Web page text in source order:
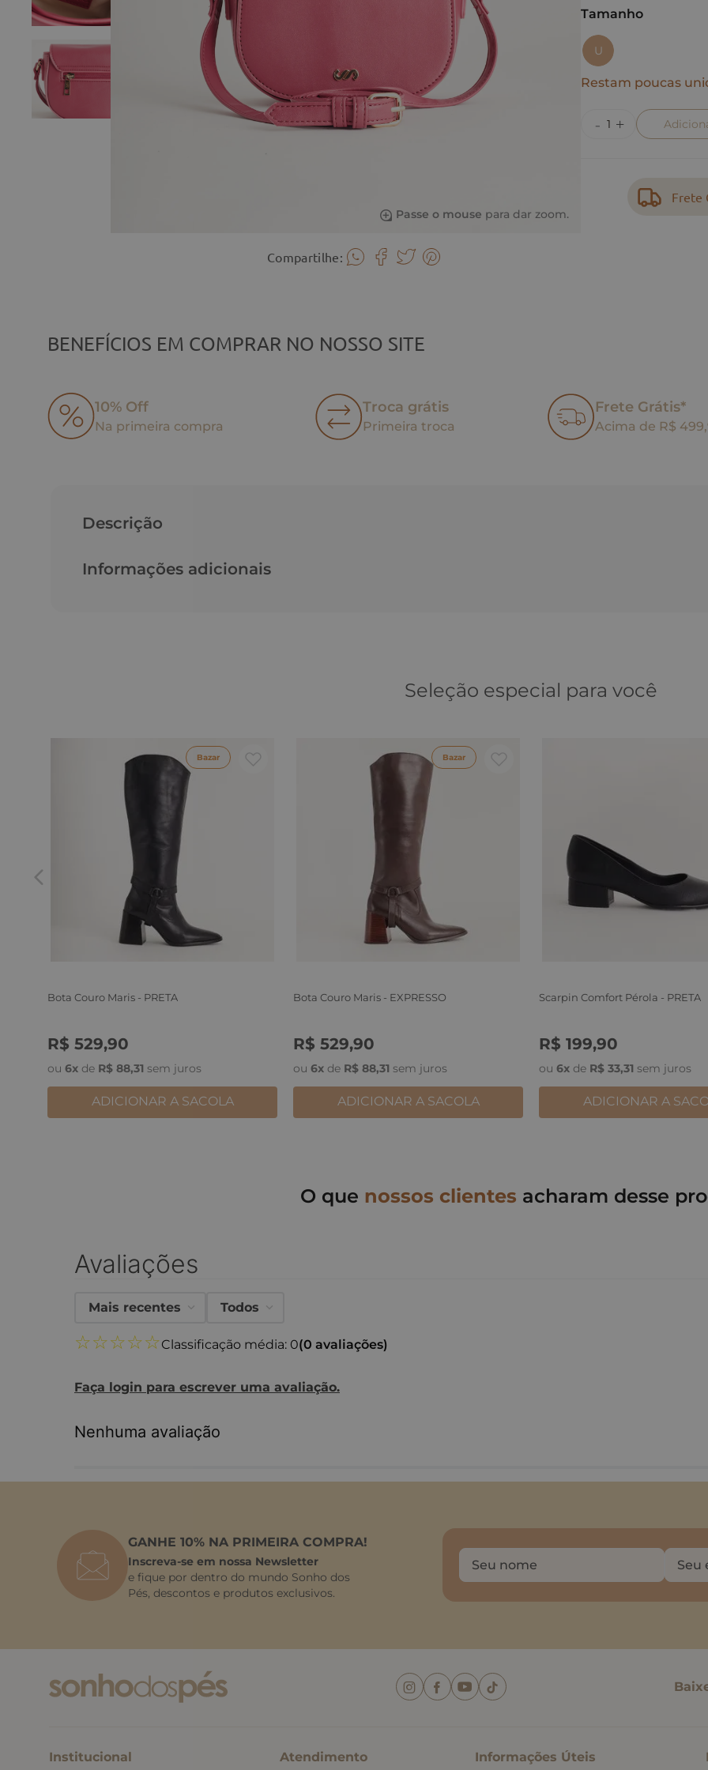
Passe o mouse para dar zoom.
Compartilhe:
Tamanho
U
Restam poucas
Frete
BENEFÍCIOS EM COMPRAR NO NOSSO SITE
10% Off
Na primeira compra
Troca grátis
Primeira troca
Frete Grátis*
Acima de R$
Descrição
Informações adicionais
Seleção especial para você
Bazar
Bota Couro Maris - PRETA
R$ 529,90
ou 6x de R$ 88,31 sem juros
36
ADICIONAR A SACOLA
Bazar
Bota Couro Maris - EXPRESSO
R$ 529,90
ou 6x de R$ 88,31 sem juros
36
ADICIONAR A SACOLA
Scarpin Comfort Pérola - PRETA
R$ 199,90
ou 6x de R$ 33,31 sem juros
36
ADICIONAR A
O que nossos clientes acharam desse
Avaliações
☆☆☆☆☆Classificação média: 0(0 avaliações)
Faça login para escrever uma avaliação.
Mais recentes Todos
Nenhuma avaliação
GANHE 10% NA PRIMEIRA COMPRA!
Inscreva-se em nossa Newsletter
e fique por dentro do mundo Sonho dos
Pés, descontos e produtos exclusivos.
Institucional Atendimento Informações Úteis